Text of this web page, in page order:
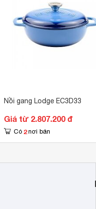
cùng nồi
Nồi gang Lodge EC3D33
Giá từ 2.807.200 đ
Có 2 nơi bán